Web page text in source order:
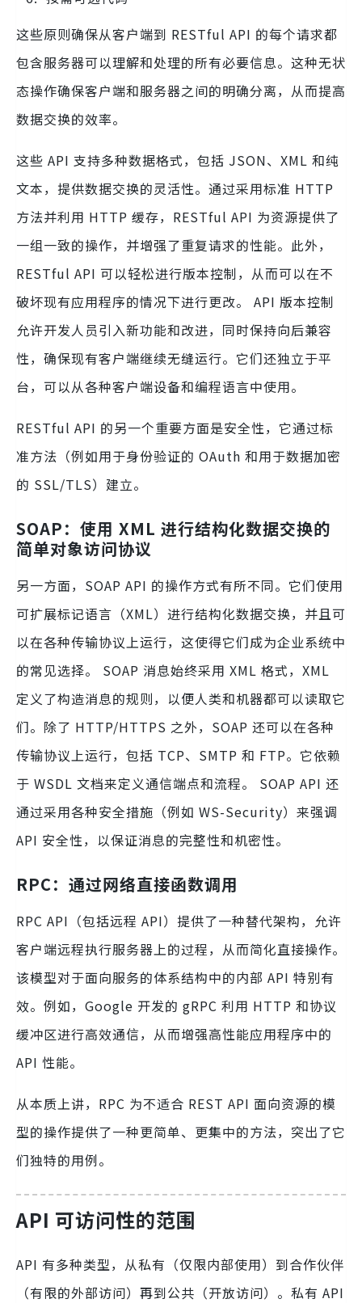
这些原则确保从客户端到 RESTful API 的每个请求都
包含服务器可以理解和处理的所有必要信息。这种无状
态操作确保客户端和服务器之间的明确分离，从而提高
数据交换的效率。
这些 API 支持多种数据格式，包括 JSON、XML 和纯
文本，提供数据交换的灵活性。通过采用标准 HTTP
方法并利用 HTTP 缓存，RESTful API 为资源提供了
一组一致的操作，并增强了重复请求的性能。此外，
RESTful API 可以轻松进行版本控制，从而可以在不
破坏现有应用程序的情况下进行更改。 API 版本控制
允许开发人员引入新功能和改进，同时保持向后兼容
性，确保现有客户端继续无缝运行。它们还独立于平
台，可以从各种客户端设备和编程语言中使用。
RESTful API 的另一个重要方面是安全性，它通过标
准方法（例如用于身份验证的 OAuth 和用于数据加密
的 SSL/TLS）建立。
SOAP：使用 XML 进行结构化数据交换的
简单对象访问协议
另一方面，SOAP API 的操作方式有所不同。它们使用
可扩展标记语言（XML）进行结构化数据交换，并且可
以在各种传输协议上运行，这使得它们成为企业系统中
的常见选择。 SOAP 消息始终采用 XML 格式，XML
定义了构造消息的规则，以便人类和机器都可以读取它
们。除了 HTTP/HTTPS 之外，SOAP 还可以在各种
传输协议上运行，包括 TCP、SMTP 和 FTP。它依赖
于 WSDL 文档来定义通信端点和流程。 SOAP API 还
通过采用各种安全措施（例如 WS-Security）来强调
API 安全性，以保证消息的完整性和机密性。
RPC：通过网络直接函数调用
RPC API（包括远程 API）提供了一种替代架构，允许
客户端远程执行服务器上的过程，从而简化直接操作。
该模型对于面向服务的体系结构中的内部 API 特别有
效。例如，Google 开发的 gRPC 利用 HTTP 和协议
缓冲区进行高效通信，从而增强高性能应用程序中的
API 性能。
从本质上讲，RPC 为不适合 REST API 面向资源的模
型的操作提供了一种更简单、更集中的方法，突出了它
们独特的用例。
API 可访问性的范围
API 有多种类型，从私有（仅限内部使用）到合作伙伴
（有限的外部访问）再到公共（开放访问）。私有 API